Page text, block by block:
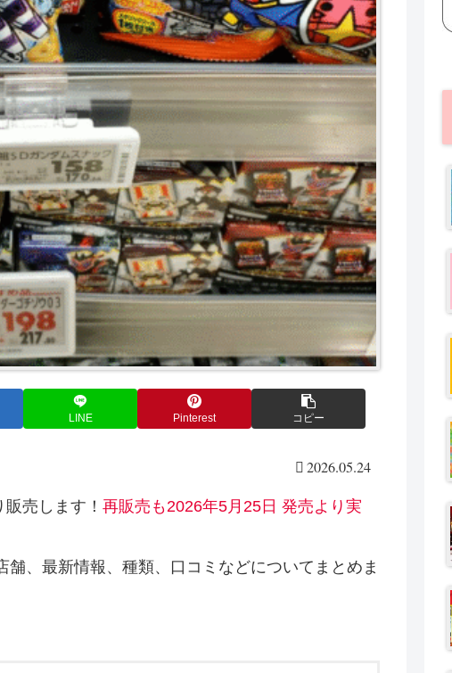
LINE Pinterest コピー
2026.05.24
売します！ 再販売も2026年5月25日 発売より実
、最新情報、種類、口コミなどについてまとめま